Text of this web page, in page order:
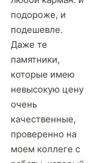
подороже, и
подешевле.
Даже те
памятники,
которые имею
невысокую цену
очень
качественные,
проверенно на
моем коллеге с